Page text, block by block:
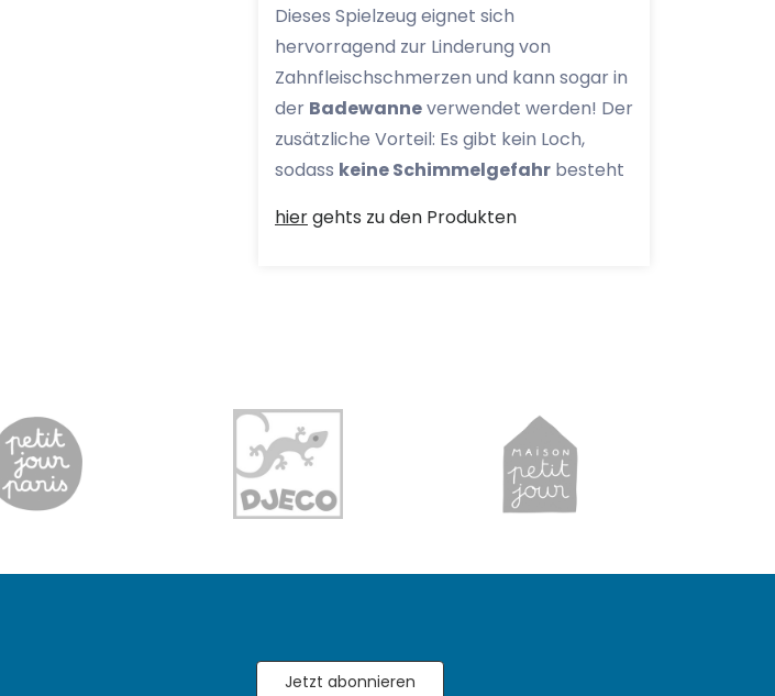
Dieses Spielzeug eignet sich
hervorragend zur Linderung von
Zahnfleischschmerzen und kann sogar in
der Badewanneverwendet werden! Der
zusätzliche Vorteil: Es gibt kein Loch,
sodass keine Schimmelgefahr besteht
hiergehts zu den Produkten
Jetzt abonnieren